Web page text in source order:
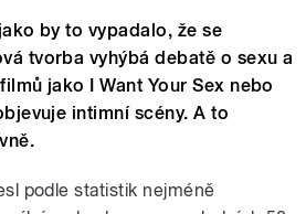
by to vypadalo, že se
tvorba vyhýbá debatě o sexu a
jako I Want Your Sex nebo
intimní scény. A to
podle statistik nejméně